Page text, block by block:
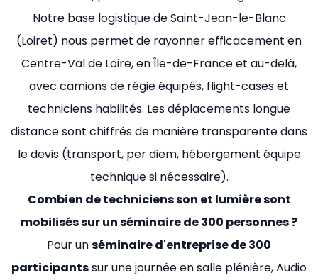
Notre base logistique de Saint-Jean-le-Blanc
(Loiret) nous permet de rayonner efficacement en
Centre-Val de Loire, en Île-de-France et au-delà,
avec camions de régie équipés, flight-cases et
techniciens habilités. Les déplacements longue
distance sont chiffrés de manière transparente dans
le devis (transport, per diem, hébergement équipe
technique si nécessaire).
Combien de techniciens son et lumière sont
mobilisés sur un séminaire de 300 personnes ?
Pour unséminaire d'entreprise de 300
participantssur une journée en salle plénière, Audio